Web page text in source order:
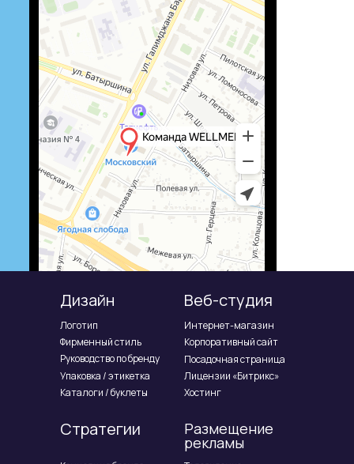
Дизайн Веб-студия
Стратегии Размещение
рекламы
Логотип
Фирменный стиль
Руководство по бренду
Упаковка / этикетка
Каталоги / буклеты
Интернет-магазин
Корпоративный сайт
Посадочная страница
Лицензии «Битрикс»
Хостинг